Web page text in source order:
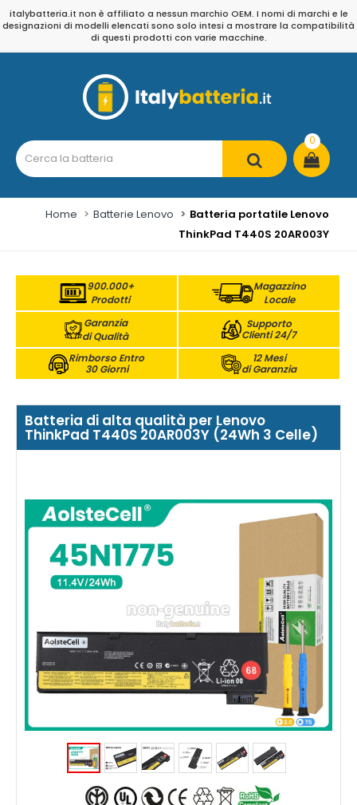
italybatteria.it non è affiliato a nessun marchio OEM. I nomi di marchi e le
designazioni di modelli elencati sono solo intesi a mostrare la compatibilità
di questi prodotti con varie macchine.
0
Home Batterie Lenovo
Batteria portatile Lenovo
ThinkPad T440S 20AR003Y
900.000+
Prodotti
Magazzino
Locale
Garanzia
di Qualità
Supporto
Clienti 24/7
Rimborso Entro
30 Giorni
12 Mesi
di Garanzia
Batteria di alta qualità per Lenovo
ThinkPad T440S 20AR003Y (24Wh 3 Celle)